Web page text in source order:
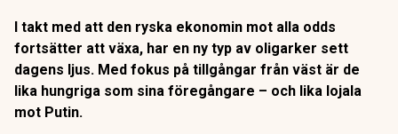
I takt med att den ryska ekonomin mot alla odds
fortsätter att växa, har en ny typ av oligarker sett
dagens ljus. Med fokus på tillgångar från väst är de
lika hungriga som sina föregångare – och lika lojala
mot Putin.